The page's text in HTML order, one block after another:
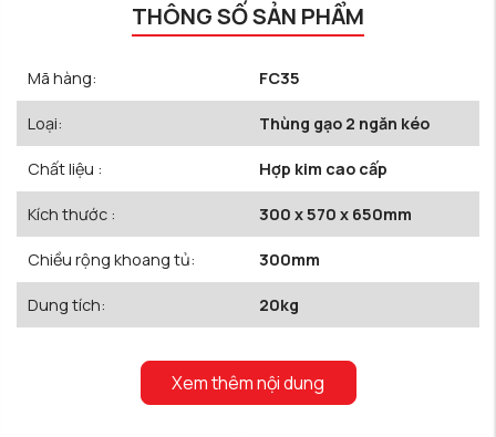
THÔNG SỐ SẢN PHẨM
Mã hàng: FC35
Loại: Thùng gạo 2 ngăn kéo
Chất liệu : Hợp kim cao cấp
Kích thước : 300 x 570 x 650mm
Chiều rộng khoang tủ: 300mm
Dung tích: 20kg
Xem thêm nội dung